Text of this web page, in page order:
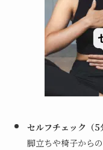
セルフチェック（5
脚立ちや椅子から